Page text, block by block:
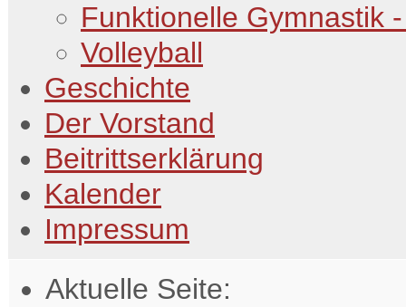
Funktionelle Gymnastik
Volleyball
Geschichte
Der Vorstand
Beitrittserklärung
Kalender
Impressum
Aktuelle Seite: